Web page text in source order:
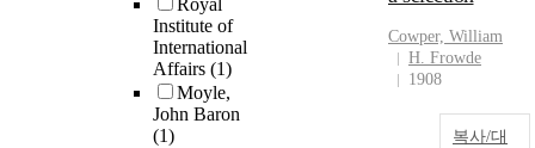
Royal
Institute of
International
Affairs (1)
Moyle,
John Baron
(1)
Cowper, William
H. Frowde
1908
복사/대